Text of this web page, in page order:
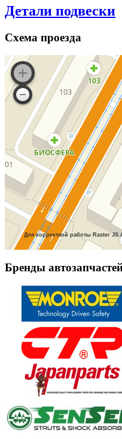
Детали подвески
Схема проезда
Для корректной работы Raster
Бренды